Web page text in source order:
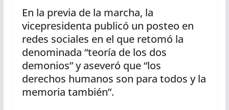
En la previa de la marcha, la
vicepresidenta publicó un posteo en
redes sociales en el que retomó la
denominada “teoría de los dos
demonios” y aseveró que “los
derechos humanos son para todos y la
memoria también”.